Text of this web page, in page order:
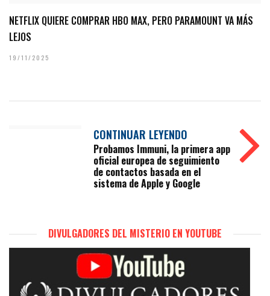
NETFLIX QUIERE COMPRAR HBO MAX, PERO PARAMOUNT VA MÁS
LEJOS
19/11/2025
CONTINUAR LEYENDO
Probamos Immuni, la primera app
oficial europea de seguimiento
de contactos basada en el
sistema de Apple y Google
DIVULGADORES DEL MISTERIO EN YOUTUBE